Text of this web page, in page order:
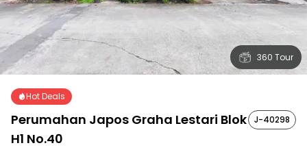
360 Tour
Hot Deals
Perumahan Japos Graha Lestari Blok
H1 No.40
J-40298